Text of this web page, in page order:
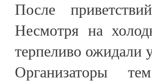
После
Несмотря на
терпеливо ожидали
Организаторы